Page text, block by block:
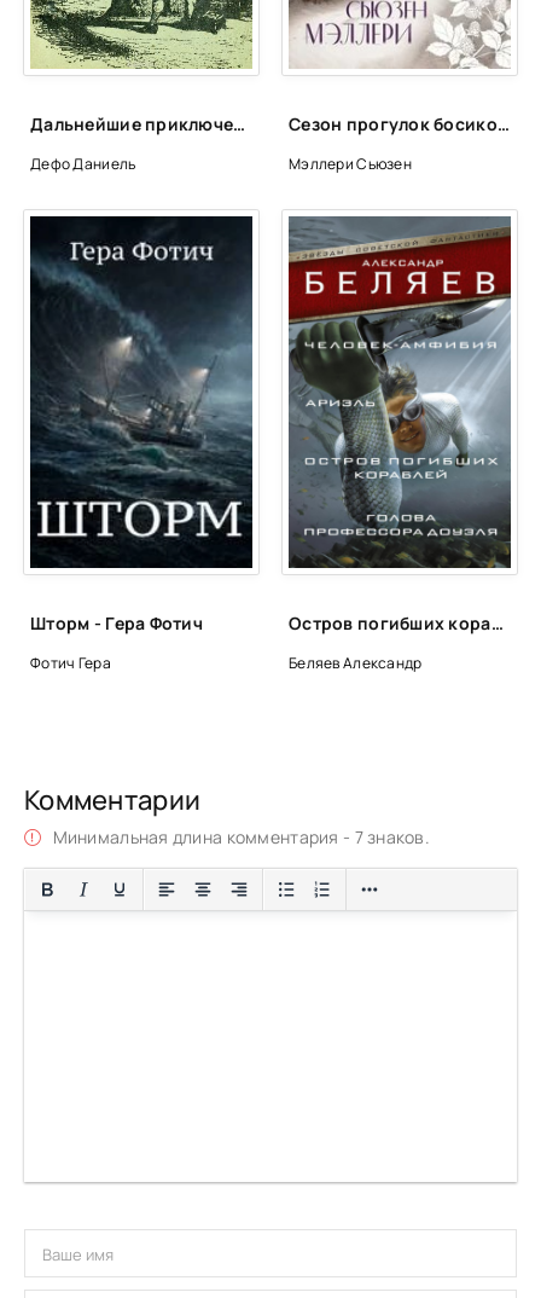
Дальнейшие приключения Робинзона Крузо - Даниэль Дефо
Дефо Даниель
Сезон прогулок босиком - Сьюзен Мэллери
Мэллери Сьюзен
Шторм - Гера Фотич
Фотич Гера
Остров погибших кораблей - Александр Беляев
Беляев Александр
Комментарии
Минимальная длина комментария - 7 знаков.